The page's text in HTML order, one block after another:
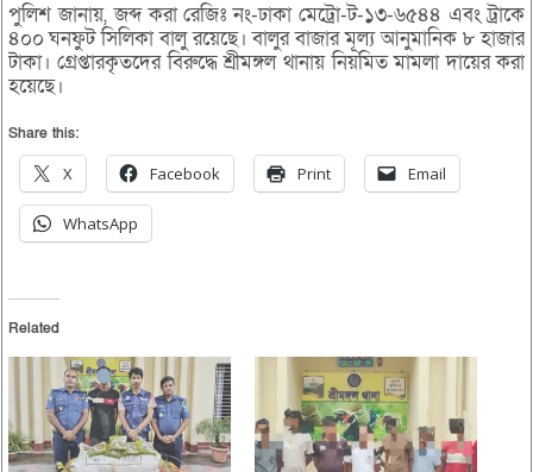
পুলিশ জানায়, জব্দ করা রেজিঃ নং-ঢাকা মেট্রো-ট-১৩-৬৫৪৪ এবং ট্রাকে
৪০০ ঘনফুট সিলিকা বালু রয়েছে। বালুর বাজার মূল্য আনুমানিক ৮ হাজার
টাকা। গ্রেপ্তারকৃতদের বিরুদ্ধে শ্রীমঙ্গল থানায় নিয়মিত মামলা দায়ের করা
হয়েছে।
Share this:
X Facebook Print Email
WhatsApp
Related